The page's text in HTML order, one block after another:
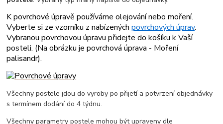
K povrchové úpravě používáme olejování nebo moření.
Vyberte si ze vzorníku z nabízenýchpovrchových úprav.
Vybranou povrchovou úpravu přidejte do košíku k Vaší
posteli. (Na obrázku je povrchová úprava - Moření
palisandr).
Všechny postele jdou do vyroby po přijetí a potvrzení objednávky
s termínem dodání do 4 týdnu.
Všechny parametry postele mohou být upraveny dle